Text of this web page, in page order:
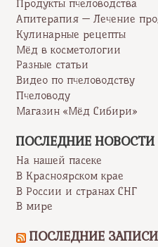
Продукты пчеловодства
Апитерапия — Лечение
Кулинарные рецепты
Мёд в косметологии
Разные статьи
Видео по пчеловодству
Пчеловоду
Магазин «Мёд Сибири»
ПОСЛЕДНИЕ НОВОСТИ
На нашей пасеке
В Красноярском крае
В России и странах СНГ
В мире
ПОСЛЕДНИЕ ЗАПИСИ